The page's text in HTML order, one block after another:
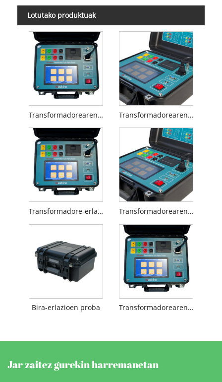
Lotutako produktuak
Transformadorearen bira-erlazioa Transformadorearen bira-erlazioa kalkulatzea
Transformadore-erlazioen proba Transformadorearen bira-erlazioa proba
Bira-erlazioen proba Transformadorearen tentsio erlazioaren proba
Jar zaitez gurekin harremanetan